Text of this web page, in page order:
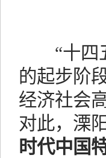
“十四五
的起步阶
经济社会
对此，溧
时代中国